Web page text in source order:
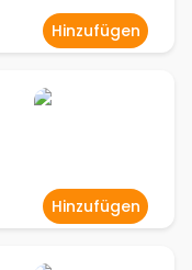
Hinzufügen
Hinzufügen